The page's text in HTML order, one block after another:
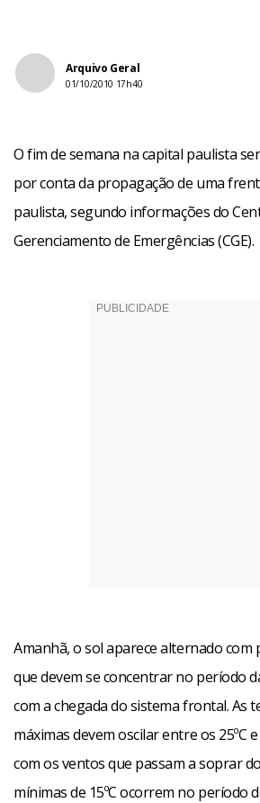
Arquivo Geral
01/10/2010 17h40
O fim de semana na capital paulista
por conta da propagação de uma
paulista, segundo informações do
Gerenciamento de Emergências (CGE).
Amanhã, o sol aparece alternado com
que devem se concentrar no período
com a chegada do sistema frontal. As
máximas devem oscilar entre os 25ºC
com os ventos que passam a soprar
mínimas de 15ºC ocorrem no período